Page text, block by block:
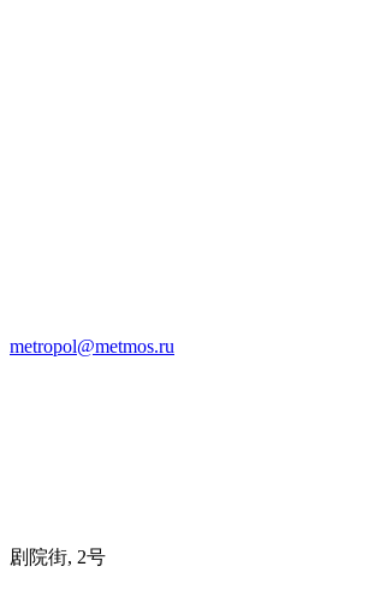
metropol@metmos.ru
剧院街, 2号